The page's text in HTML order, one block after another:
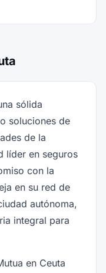
sólida
soluciones de
de la
líder en seguros
con la
en su red de
autónoma,
integral para
en Ceuta